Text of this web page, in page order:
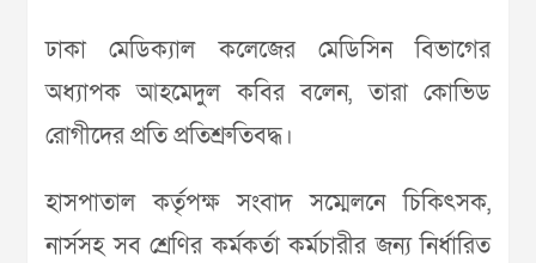
ঢাকা মেডিক্যাল কলেজের মেডিসিন বিভাগের
অধ্যাপক আহমেদুল কবির বলেন, তারা কোভিড
রোগীদের প্রতি প্রতিশ্রুতিবদ্ধ।
হাসপাতাল কর্তৃপক্ষ সংবাদ সম্মেলনে চিকিৎসক,
নার্সসহ সব শ্রেণির কর্মকর্তা কর্মচারীর জন্য নির্ধারিত